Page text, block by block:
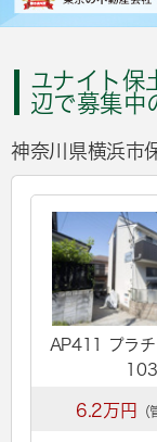
ユナイト保
辺で募集中
神奈川県横浜市
AP411 プラチ
103
6.2万円 （